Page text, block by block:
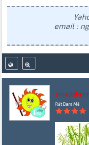
email :
Rất Đam Mê